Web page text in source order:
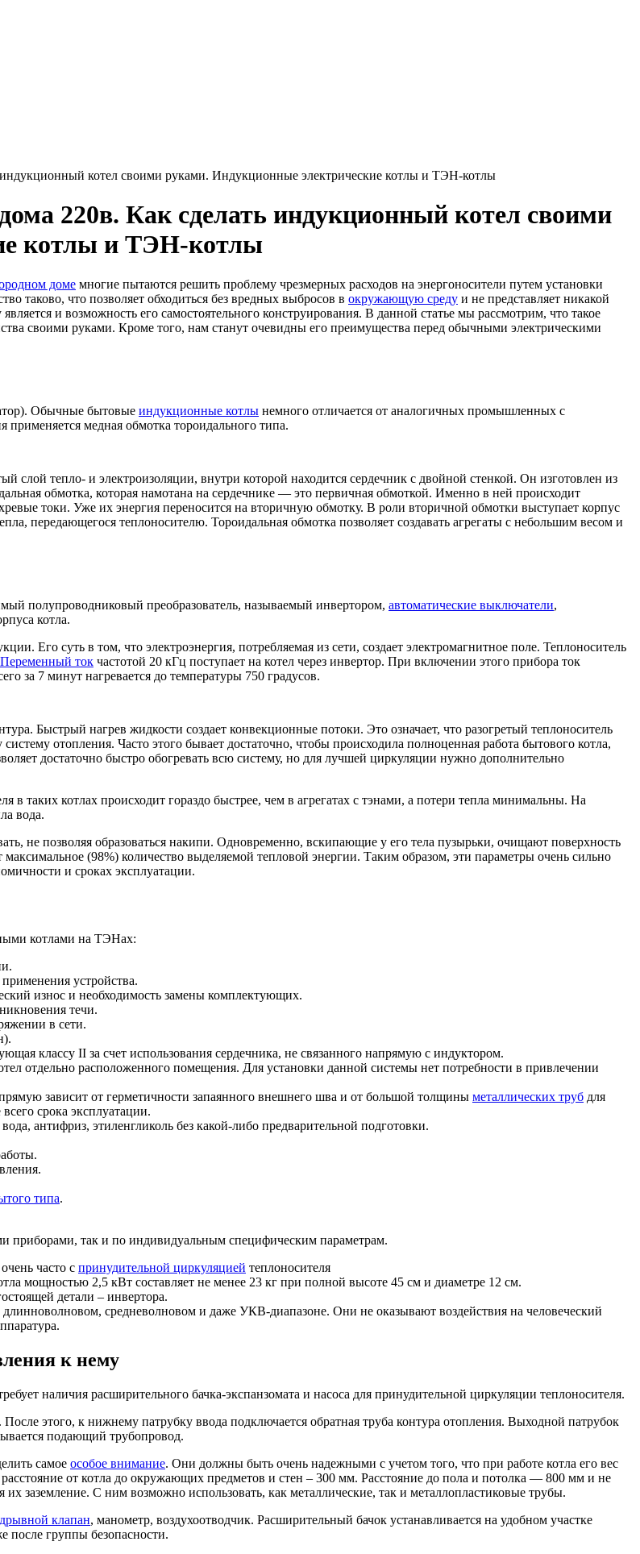
котел своими руками. Индукционные электрические котлы и ТЭН-котлы
220в. Как сделать индукционный котел своими
котлы и ТЭН-котлы
доме многие пытаются решить проблему чрезмерных расходов на энергоносители путем установки
таково, что позволяет обходиться без вредных выбросов в окружающую среду и не представляет никакой
и возможность его самостоятельного конструирования. В данной статье мы рассмотрим, что такое
своими руками. Кроме того, нам станут очевидны его преимущества перед обычными электрическими
Обычные бытовые индукционные котлы немного отличается от аналогичных промышленных с
медная обмотка тороидального типа.
слой тепло- и электроизоляции, внутри которой находится сердечник с двойной стенкой. Он изготовлен из
обмотка, которая намотана на сердечнике — это первичная обмоткой. Именно в ней происходит
токи. Уже их энергия переносится на вторичную обмотку. В роли вторичной обмотки выступает корпус
передающегося теплоносителю. Тороидальная обмотка позволяет создавать агрегаты с небольшим весом и
полупроводниковый преобразователь, называемый инвертором, автоматические выключатели,
котла.
Его суть в том, что электроэнергия, потребляемая из сети, создает электромагнитное поле. Теплоноситель
Переменный ток частотой 20 кГц поступает на котел через инвертор. При включении этого прибора ток
за 7 минут нагревается до температуры 750 градусов.
Быстрый нагрев жидкости создает конвекционные потоки. Это означает, что разогретый теплоноситель
отопления. Часто этого бывает достаточно, чтобы происходила полноценная работа бытового котла,
достаточно быстро обогревать всю систему, но для лучшей циркуляции нужно дополнительно
таких котлах происходит гораздо быстрее, чем в агрегатах с тэнами, а потери тепла минимальны. На
вода.
не позволяя образоваться накипи. Одновременно, вскипающие у его тела пузырьки, очищают поверхность
(98%) количество выделяемой тепловой энергии. Таким образом, эти параметры очень сильно
и сроках эксплуатации.
котлами на ТЭНах:
устройства.
износ и необходимость замены комплектующих.
течи.
в сети.
классу II за счет использования сердечника, не связанного напрямую с индуктором.
отдельно расположенного помещения. Для установки данной системы нет потребности в привлечении
зависит от герметичности запаянного внешнего шва и от большой толщины металлических труб для
срока эксплуатации.
антифриз, этиленгликоль без какой-либо предварительной подготовки.
типа.
приборами, так и по индивидуальным специфическим параметрам.
часто с принудительной циркуляцией теплоносителя
мощностью 2,5 кВт составляет не менее 23 кг при полной высоте 45 см и диаметре 12 см.
детали – инвертора.
средневолновом и даже УКВ-диапазоне. Они не оказывают воздействия на человеческий
к нему
наличия расширительного бачка-экспанзомата и насоса для принудительной циркуляции теплоносителя.
этого, к нижнему патрубку ввода подключается обратная труба контура отопления. Выходной патрубок
подающий трубопровод.
самое особое внимание. Они должны быть очень надежными с учетом того, что при работе котла его вес
от котла до окружающих предметов и стен – 300 мм. Расстояние до пола и потолка — 800 мм и не
заземление. С ним возможно использовать, как металлические, так и металлопластиковые трубы.
клапан, манометр, воздухоотводчик. Расширительный бачок устанавливается на удобном участке
после группы безопасности.